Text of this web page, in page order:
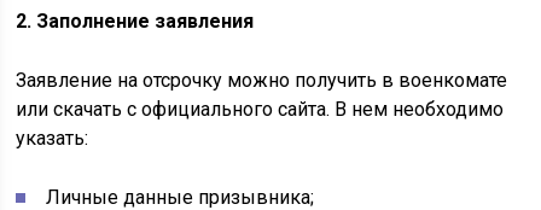
2. Заполнение заявления
Заявление на отсрочку можно получить в военкомате
или скачать с официального сайта. В нем необходимо
указать:
Личные данные призывника;